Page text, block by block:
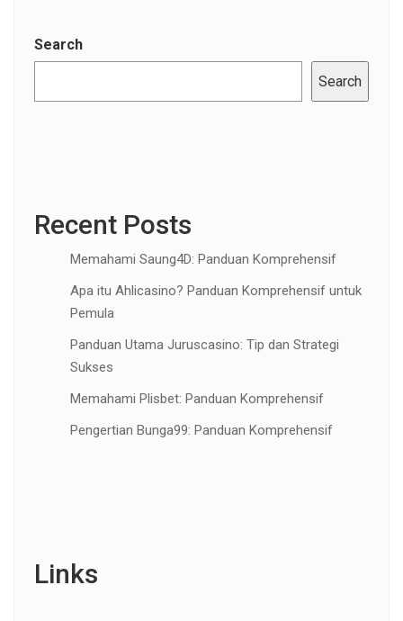
Search
Search
Recent Posts
Memahami Saung4D: Panduan Komprehensif
Apa itu Ahlicasino? Panduan Komprehensif untuk
Pemula
Panduan Utama Juruscasino: Tip dan Strategi
Sukses
Memahami Plisbet: Panduan Komprehensif
Pengertian Bunga99: Panduan Komprehensif
Links